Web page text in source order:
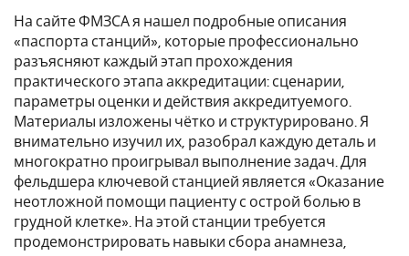
На сайте ФМЗСА я нашел подробные описания
«паспорта станций», которые профессионально
разъясняют каждый этап прохождения
практического этапа аккредитации: сценарии,
параметры оценки и действия аккредитуемого.
Материалы изложены чётко и структурировано. Я
внимательно изучил их, разобрал каждую деталь и
многократно проигрывал выполнение задач. Для
фельдшера ключевой станцией является «Оказание
неотложной помощи пациенту с острой болью в
грудной клетке». На этой станции требуется
продемонстрировать навыки сбора анамнеза,